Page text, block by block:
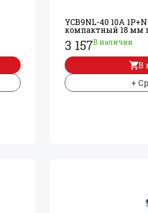
YCB9NL-40 10А 1P+
компактный 18 мм
3 157В наличии
В
+